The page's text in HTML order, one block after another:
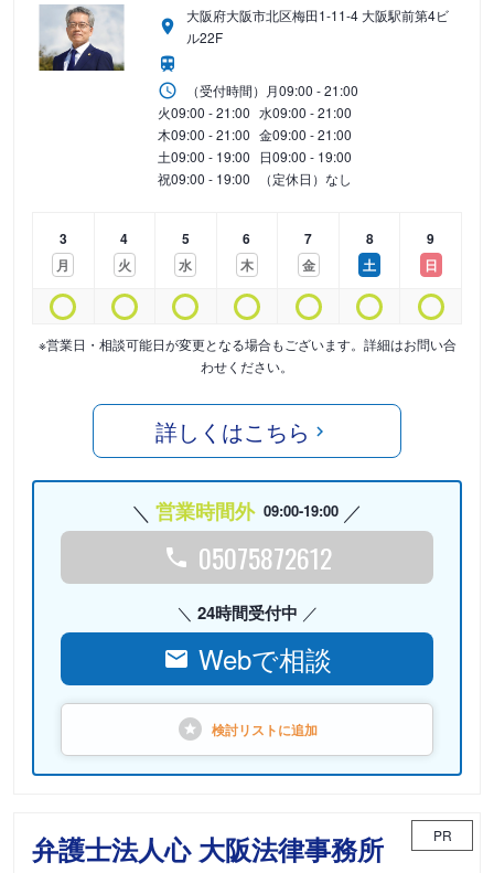
大阪府大阪市北区梅田1-11-4 大阪駅前第4ビ
ル22F
（受付時間） 月09:00 - 21:00
火09:00 - 21:00 水09:00 - 21:00
木09:00 - 21:00 金09:00 - 21:00
土09:00 - 19:00 日09:00 - 19:00
祝09:00 - 19:00 （定休日）なし
3
月
4
火
5
水
6
木
7
金
8
土
9
日
※営業日・相談可能日が変更となる場合もございます。詳細はお問い合
わせください。
詳しくはこちら
営業時間外 09:00-19:00
05075872612
24時間受付中
Webで相談
検討リストに追加
弁護士法人心 大阪法律事務所 PR